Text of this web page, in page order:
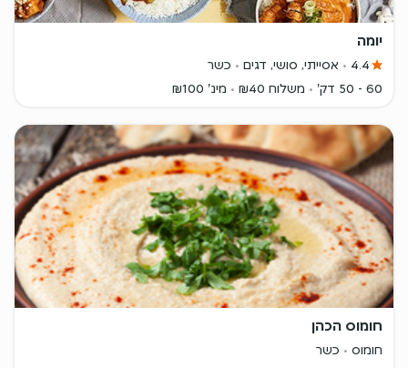
יומה
4.4 אסייתי, סושי, דגים
כשר
60 - 50 דק'
משלוח ₪40 מינ' ₪100
חומוס הכהן
חומוס
כשר